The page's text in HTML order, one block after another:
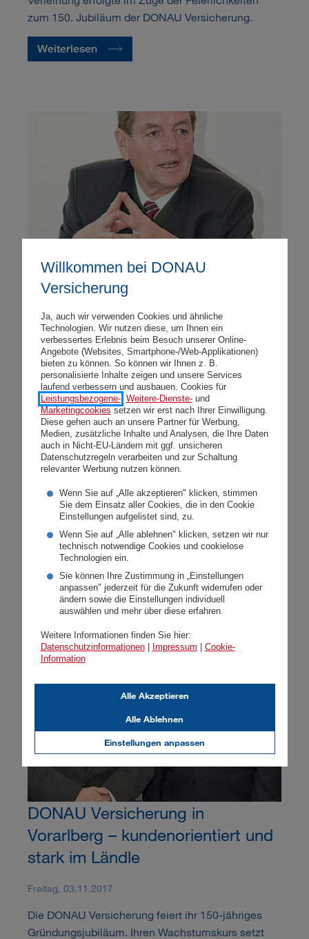
Willkommen bei DONAU
Versicherung
Ja, auch wir verwenden Cookies und ähnliche
Technologien. Wir nutzen diese, um Ihnen ein
verbessertes Erlebnis beim Besuch unserer Online-
Angebote (Websites, Smartphone-/Web-Applikationen)
bieten zu können. So können wir Ihnen z. B.
personalisierte Inhalte zeigen und unsere Services
laufend verbessern und ausbauen. Cookies für
Leistungsbezogene-, Weitere-Dienste-und
Marketingcookies setzen wir erst nach Ihrer Einwilligung.
Diese gehen auch an unsere Partner für Werbung,
Medien, zusätzliche Inhalte und Analysen, die Ihre Daten
auch in Nicht-EU-Ländern mit ggf. unsicheren
Datenschutzregeln verarbeiten und zur Schaltung
relevanter Werbung nutzen können.
Wenn Sie auf „Alle akzeptieren" klicken, stimmen
Sie dem Einsatz aller Cookies, die in den Cookie
Einstellungen aufgelistet sind, zu.
Wenn Sie auf „Alle ablehnen" klicken, setzen wir nur
technisch notwendige Cookies und cookielose
Technologien ein.
Sie können Ihre Zustimmung in „Einstellungen
anpassen" jederzeit für die Zukunft widerrufen oder
ändern sowie die Einstellungen individuell
auswählen und mehr über diese erfahren.
Weitere Informationen finden Sie hier:
Datenschutzinformationen| Impressum
Cookie-
Information
Einstellungen anpassen
Alle Ablehnen
Alle Akzeptieren
zum 150. Jubiläum der DONAU Versicherung.
Weiterlesen
DONAU Versicherung in der
Steiermark – kundenorientiert im
grünen Herzen Österreichs
Mittwoch, 08.11.2017
Die DONAU Versicherung feiert ihr 150-jähriges
Gründungsjubiläum. Auch in der Steiermark ist die
regional verankerte Versicherung wichtiger
Wirtschaftsfaktor in den Regionen. Neue
Vertriebstalente sind in der kundenorientiertesten
Versicherung Österreich herzlich willkommen.
Weiterlesen
DONAU Versicherung in
Vorarlberg – kundenorientiert und
stark im Ländle
Freitag, 03.11.2017
Die DONAU Versicherung feiert ihr 150-jähriges
Gründungsjubiläum. Ihren Wachstumskurs setzt